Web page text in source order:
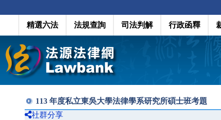
精選六法 法規查詢 司法判解 行政函釋
113 年度私立東吳大學法律學系研究所碩士班考題
社群分享